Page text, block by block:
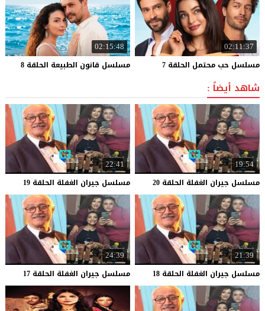
02:11:37
مسلسل حب محتمل الحلقة 7
02:15:48
مسلسل قانون الطبيعة الحلقة 8
شاهد أيضاً :
19:54
مسلسل جيران الغفلة الحلقة 20
22:41
مسلسل جيران الغفلة الحلقة 19
21:39
مسلسل جيران الغفلة الحلقة 18
24:39
مسلسل جيران الغفلة الحلقة 17